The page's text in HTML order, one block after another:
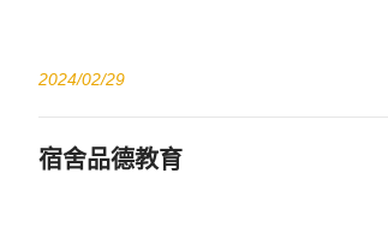
2024/02/29
宿舍品德教育